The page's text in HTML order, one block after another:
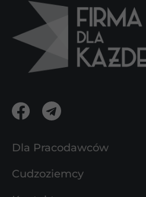
Dla Pracodawców
Cudzoziemcy